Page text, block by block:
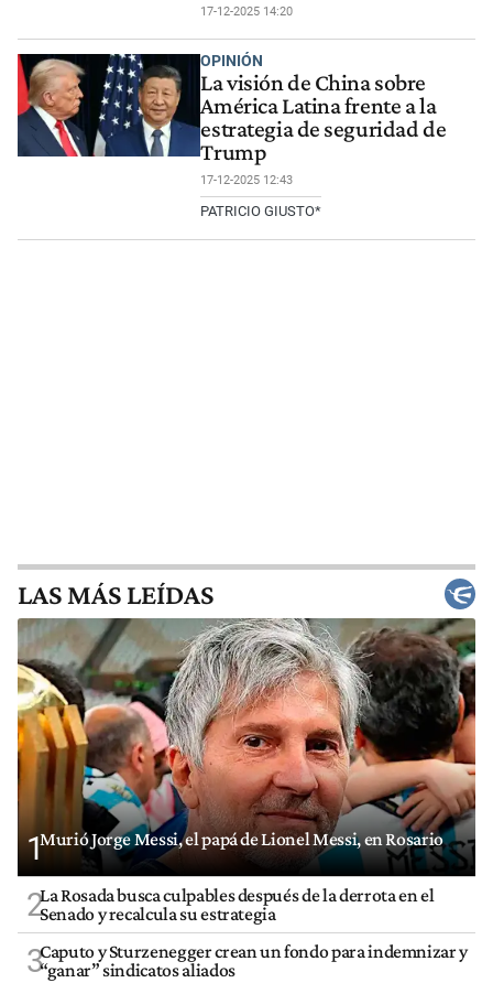
17-12-2025 14:20
OPINIÓN
La visión de China sobre
América Latina frente a la
estrategia de seguridad de
Trump
17-12-2025 12:43
PATRICIO GIUSTO*
LAS MÁS LEÍDAS
1Murió Jorge Messi, el papá de Lionel Messi, en Rosario
2La Rosada busca culpables después de la derrota en el
Senado y recalcula su estrategia
3Caputo y Sturzenegger crean un fondo para indemnizar y
“ganar” sindicatos aliados